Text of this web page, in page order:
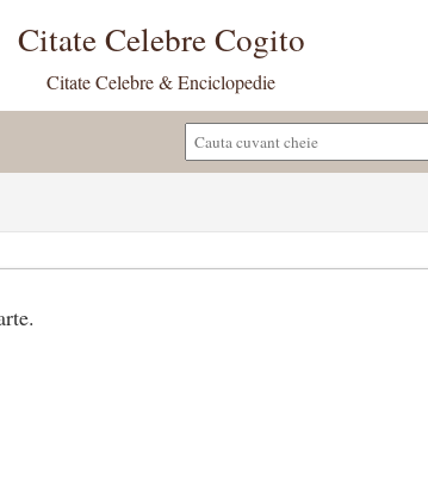
Citate Celebre Cogito
Citate Celebre & Enciclopedie